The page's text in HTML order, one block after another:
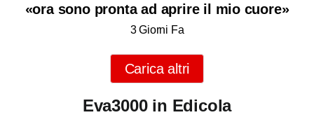
«ora sono pronta ad aprire il mio cuore»
3 Giorni Fa
Carica altri
Eva3000 in Edicola